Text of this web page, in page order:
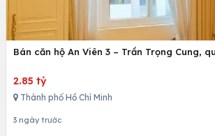
Bán căn hộ An Viên 3 – Trần Trọng Cung,
2.85 tỷ
Thành phố Hồ Chí Minh
3 ngày trước